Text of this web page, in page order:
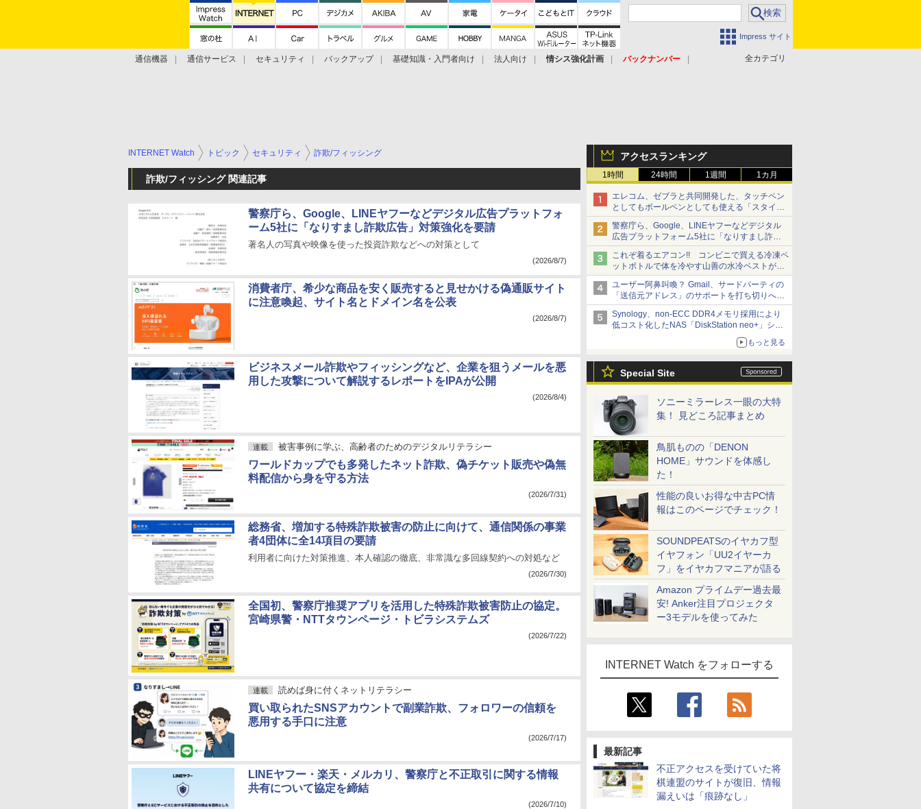
Impress サイト
全カテゴリ
通信機器 通信サービス セキュリティ バックアップ 基礎知識・入門者向け 法人向け 情シス強化計画
バックナンバー
アクセスランキング
1時間 24時間 1週間 1カ月
エレコム、ゼブラと共同開発した、タッチペン
としてもボールペンとしても使える「スタイラ
スツーウェイ」発売 iPadにも紙にも、持ち替
えずに書き込める
警察庁ら、Google、LINEヤフーなどデジタル
広告プラットフォーム5社に「なりすまし詐欺
広告」対策強化を要請 著名人の写真や映像を
使った投資詐欺などへの対策として
これぞ着るエアコン!! コンビニで買える冷凍ペ
ットボトルで体を冷やす山善の水冷ベストがロ
ードバイクにちょうどいい【ぼっち・ざ・ろー
ど！その14】【空いた時間でなにしてる？】
ユーザー阿鼻叫喚？ Gmail、サードパーティの
「送信元アドレス」のサポートを打ち切りへ
【やじうまWatch】
Synology、non-ECC DDR4メモリ採用により
低コスト化したNAS「DiskStation neo+」シリ
ーズ 予算を抑えて導入でき、ECCメモリへの
もっと見る
Special Site
ソニーミラーレス一眼の大特
集！ 見どころ記事まとめ
鳥肌ものの「DENON
HOME」サウンドを体感し
た！
性能の良いお得な中古PC情
報はこのページでチェック！
SOUNDPEATSのイヤカフ型
イヤフォン「UU2イヤーカ
フ」をイヤカフマニアが語る
Amazon プライムデー過去最
安! Anker注目プロジェクタ
ー3モデルを使ってみた
INTERNET Watch をフォローする
最新記事
不正アクセスを受けていた将
棋連盟のサイトが復旧、情報
漏えいは「痕跡なし」
INTERNET Watch トピック セキュリティ 詐欺/フィッシング
詐欺/フィッシング 関連記事
警察庁ら、Google、LINEヤフーなどデジタル広告プラットフォ
ーム5社に「なりすまし詐欺広告」対策強化を要請
著名人の写真や映像を使った投資詐欺などへの対策として
(2026/8/7)
消費者庁、希少な商品を安く販売すると見せかける偽通販サイト
に注意喚起、サイト名とドメイン名を公表
(2026/8/7)
ビジネスメール詐欺やフィッシングなど、企業を狙うメールを悪
用した攻撃について解説するレポートをIPAが公開
(2026/8/4)
連載 被害事例に学ぶ、高齢者のためのデジタルリテラシー
ワールドカップでも多発したネット詐欺、偽チケット販売や偽無
料配信から身を守る方法
(2026/7/31)
総務省、増加する特殊詐欺被害の防止に向けて、通信関係の事業
者4団体に全14項目の要請
利用者に向けた対策推進、本人確認の徹底、非常識な多回線契約への対処など
(2026/7/30)
全国初、警察庁推奨アプリを活用した特殊詐欺被害防止の協定。
宮崎県警・NTTタウンページ・トビラシステムズ
(2026/7/22)
連載 読めば身に付くネットリテラシー
買い取られたSNSアカウントで副業詐欺、フォロワーの信頼を
悪用する手口に注意
(2026/7/17)
LINEヤフー・楽天・メルカリ、警察庁と不正取引に関する情報
共有について協定を締結
(2026/7/10)